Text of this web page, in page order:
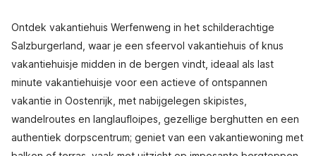
Ontdek vakantiehuis Werfenweng in het schilderachtige
Salzburgerland, waar je een sfeervol vakantiehuis of knus
vakantiehuisje midden in de bergen vindt, ideaal als last
minute vakantiehuisje voor een actieve of ontspannen
vakantie in Oostenrijk, met nabijgelegen skipistes,
wandelroutes en langlaufloipes, gezellige berghutten en een
authentiek dorpscentrum; geniet van een vakantiewoning met